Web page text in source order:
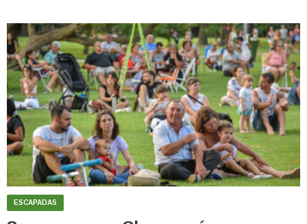
ESCAPADAS